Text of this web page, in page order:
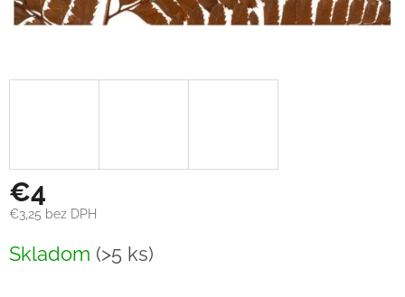
€4
€3,25 bez DPH
cena:
Skladom (>5 ks)